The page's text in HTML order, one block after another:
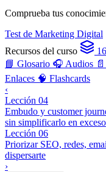
Comprueba tus
Test de Marketing Digital
Recursos del curso
16
📘 Glosario 🎧 Audios
Enlaces 🧠 Flashcards
‹
Lección 04
Embudo y customer
sin simplificarlo en exceso
Lección 06
Priorizar SEO, redes,
dispersarte
›